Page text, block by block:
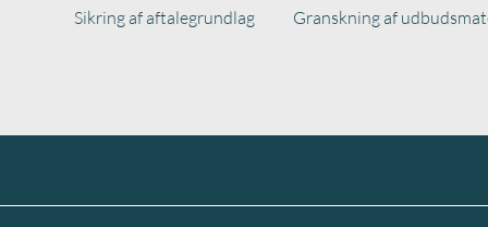
Sikring af aftalegrundlag Granskning af